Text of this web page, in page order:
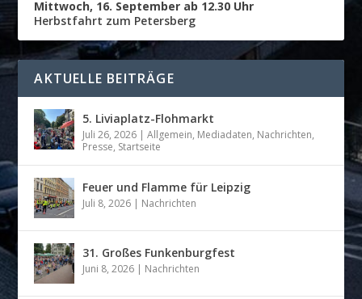
Mittwoch, 16. September ab 12.30 Uhr
Herbstfahrt zum Petersberg
AKTUELLE BEITRÄGE
5. Liviaplatz-Flohmarkt
Juli 26, 2026 |Allgemein, Mediadaten, Nachrichten,
Presse, Startseite
Feuer und Flamme für Leipzig
Juli 8, 2026 | Nachrichten
31. Großes Funkenburgfest
Juni 8, 2026 | Nachrichten